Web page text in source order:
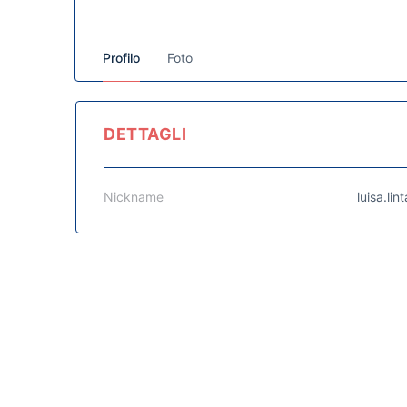
Profilo Foto
DETTAGLI
Nickname